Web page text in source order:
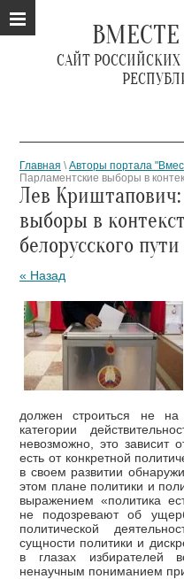
САЙТ
Главная \Авторы портала
Парламентские выборы в
Лев
выборы в
белорусского пути
« Назад
должен строиться не
категории
невозможно, это зависит
есть от конкретной
в своем развитии
этом плане политики и
выражением «политика
не подозревают об
политической
сущности политики и
в глазах избирателей
ненаучным пониманием